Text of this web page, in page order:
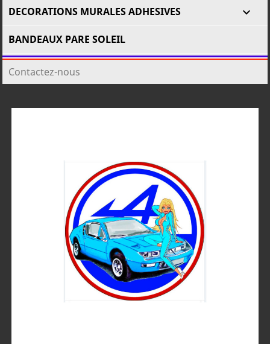

DECORATIONS MURALES ADHESIVES
BANDEAUX PARE SOLEIL
Contactez-nous